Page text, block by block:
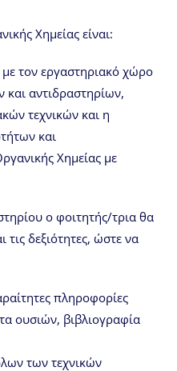
Χημείας είναι:
τον εργαστηριακό χώρο
αντιδραστηρίων,
τεχνικών και η
και
Χημείας με
ο φοιτητής/τρια θα
τις δεξιότητες, ώστε να
πληροφορίες
ουσιών, βιβλιογραφία
των τεχνικών